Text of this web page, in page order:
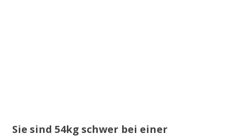
Sie sind 54kg schwer bei einer